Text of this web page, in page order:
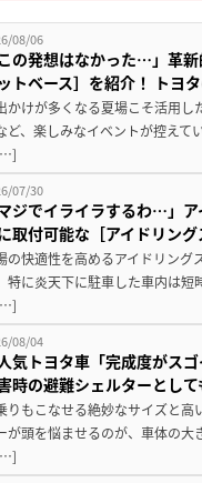
08/06
この発想はなかった…」革
トベース］を紹介！ トヨ
かけが多くなる夏場こそ活用し
ど、楽しみなイベントが控え
07/30
マジでイライラするわ…」
取付可能な［アイドリン
の快適性を高めるアイドリング
特に炎天下に駐車した車内は
08/04
気トヨタ車「完成度がス
時の避難シェルターとし
りもこなせる絶妙なサイズと高
が頭を悩ませるのが、車体の